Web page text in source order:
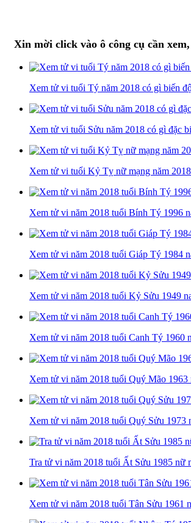
Xin mời click vào ô công cụ cần
Xem tử vi tuổi Tý năm 2018 có gì biến
Xem tử vi tuổi Sửu năm 2018 có gì đặc
Xem tử vi tuổi Kỷ Tỵ nữ mạng năm
Xem tử vi năm 2018 tuổi Bính Tý 1996
Xem tử vi năm 2018 tuổi Giáp Tý 1984
Xem tử vi năm 2018 tuổi Kỷ Sửu 1949
Xem tử vi năm 2018 tuổi Canh Tý 1960
Xem tử vi năm 2018 tuổi Quý Mão 1963
Xem tử vi năm 2018 tuổi Quý Sửu 1973
Tra tử vi năm 2018 tuổi Ất Sửu 1985 nữ
Xem tử vi năm 2018 tuổi Tân Sửu 1961